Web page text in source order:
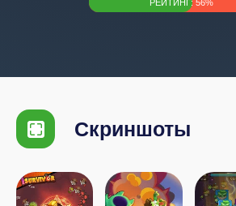
РЕЙТИНГ: 56%
Скриншоты